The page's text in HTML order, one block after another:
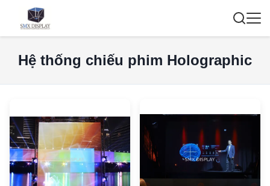
Hệ thống chiếu phim Holographic